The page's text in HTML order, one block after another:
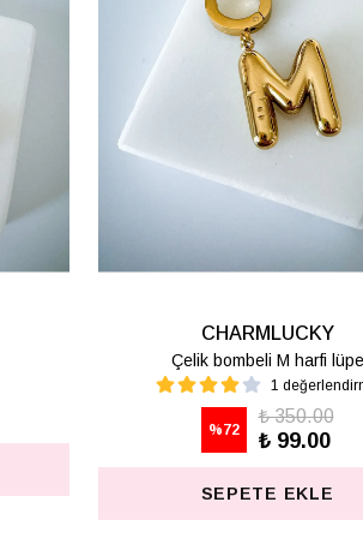
CHARMLUCKY
BASİC KIVRIM HALKA
%60
₺ 311.25
₺ 125.00
SEPETE EKLE